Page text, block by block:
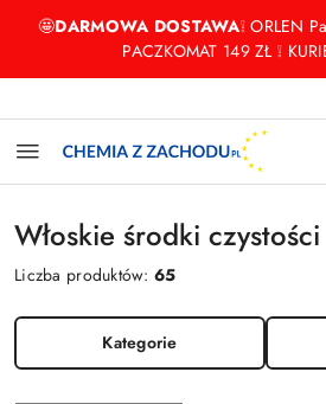
Przejdź do treści głównej
Przejdź do wyszukiwarki
Przejdź do moje konto
Przejdź do menu głównego
Przejdź do stopki
🤩DARMOWA DOSTAWA❕ ORLEN
PACZKOMAT 149 ZŁ ❕
Włoskie środki czystości
Liczba produktów:65
Kategorie